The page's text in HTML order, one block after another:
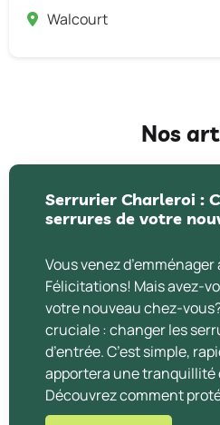
Walcourt
Nos
Serrurier Charleroi :
serrures de votre
Vous venez
Félicitations! Mais avez-
votre nouveau chez-
cruciale : changer les
d’entrée. C’est simple,
apportera une tranquillité
Découvrez comment